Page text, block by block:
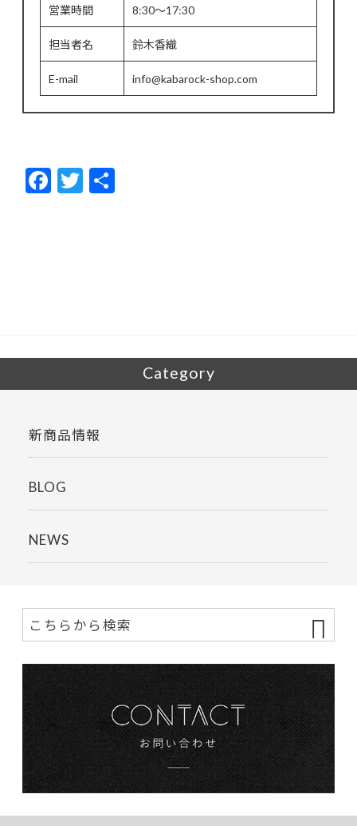
営業時間 8:30～17:30
担当者名 鈴木香織
E-mail info@kabarock-shop.com
F
ac
T
w
Category
新商品情報
BLOG
NEWS